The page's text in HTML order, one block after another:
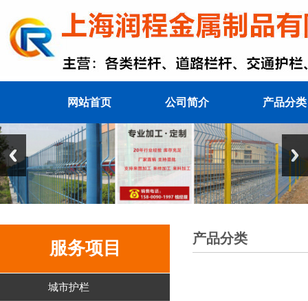
网站首页 公司简介 产品分类
服务项目
城市护栏
产品分类